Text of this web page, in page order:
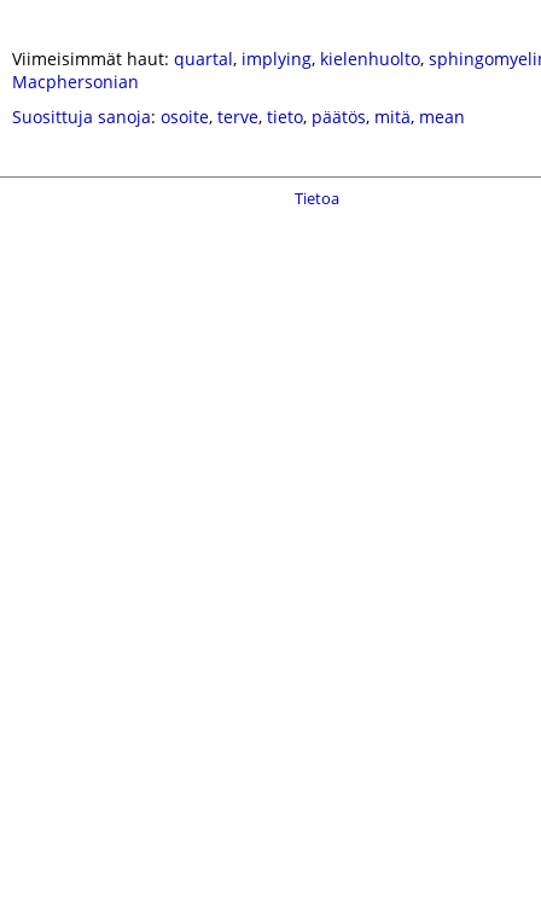
Viimeisimmät haut: quartal, implying, kielenhuolto,
Macphersonian
Suosittuja sanoja: osoite, terve, tieto, päätös, mitä, mean
Tietoa